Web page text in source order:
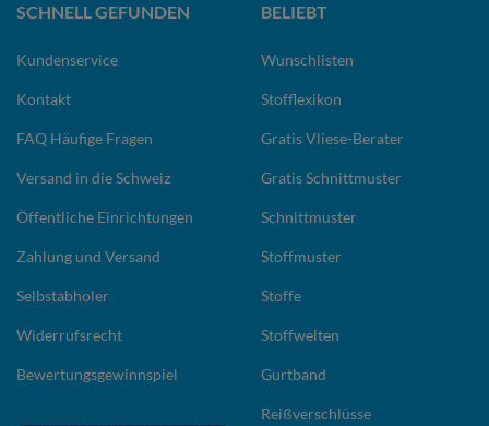
SCHNELL GEFUNDEN
Kundenservice
Kontakt
FAQ Häufige Fragen
Versand in die Schweiz
Öffentliche Einrichtungen
Zahlung und Versand
Selbstabholer
Widerrufsrecht
Bewertungsgewinnspiel
BELIEBT
Wunschlisten
Stofflexikon
Gratis Vliese-Berater
Gratis Schnittmuster
Schnittmuster
Stoffmuster
Stoffe
Stoffwelten
Gurtband
Reißverschlüsse